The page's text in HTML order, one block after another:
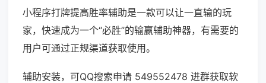
小程序打牌提高胜率辅助是一款可以让一直输的玩
家，快速成为一个“必胜”的输赢辅助神器，有需要的
用户可通过正规渠道获取使用。
辅助安装，可QQ搜索申请 549552478 进群获取软